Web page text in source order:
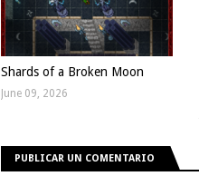
Shards of a Broken Moon
June 09, 2026
PUBLICAR UN COMENTARIO